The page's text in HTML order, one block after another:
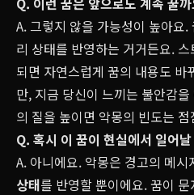
A. 그렇지 않을 가능성이 높아요
리 상태를 반영하는 거거든요.
되면 자연스럽게 꿈의 내용도 바
만, 지금 당신이 느끼는 불안감
의 질을 높이면 악몽의 빈도는
Q. 혹시 이 꿈이 현실에서 일어
A. 아니에요. 악몽은 경고의 메시
상태를 반영할 뿐이에요. 꿈이